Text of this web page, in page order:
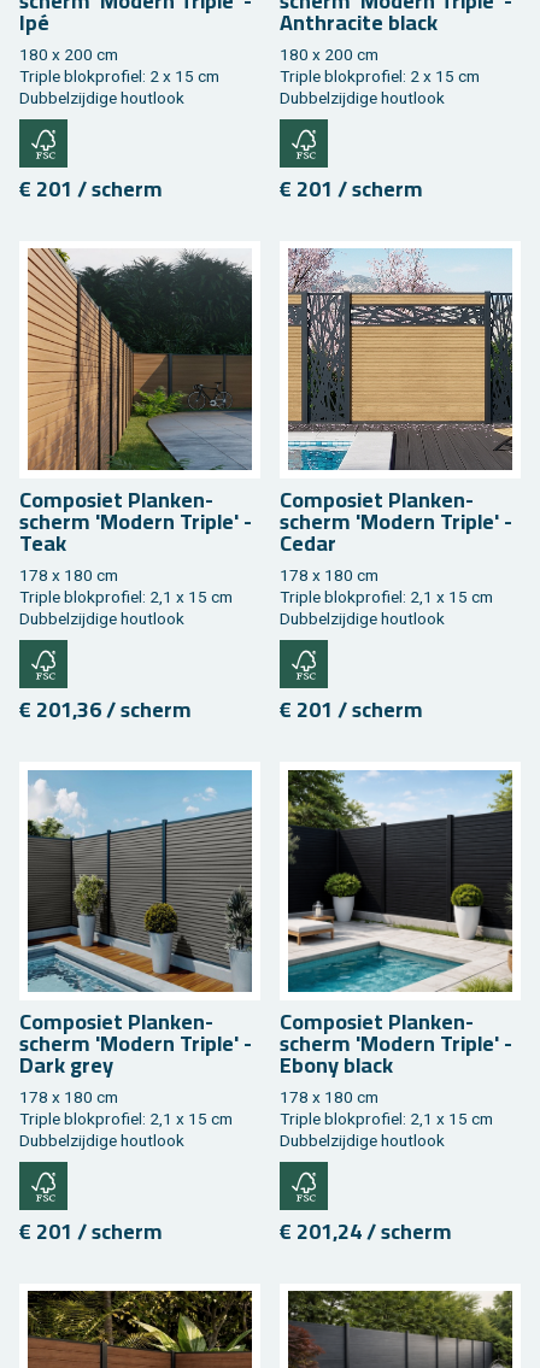
Ipé
180 x 200 cm
Tri­ple blok­pro­fiel: 2 x 15 cm
Dub­bel­zij­di­ge hout­look
€ 201 / scherm
An­thra­ci­te black
180 x 200 cm
Tri­ple blok­pro­fiel: 2 x 15 cm
Dub­bel­zij­di­ge hout­look
€ 201 / scherm
Com­po­siet Plan­ken­
scherm 'Mo­dern Tri­ple' -
Teak
178 x 180 cm
Tri­ple blok­pro­fiel: 2,1 x 15 cm
Dub­bel­zij­di­ge hout­look
€ 201,36 / scherm
Com­po­siet Plan­ken­
scherm 'Mo­dern Tri­ple' -
Cedar
178 x 180 cm
Tri­ple blok­pro­fiel: 2,1 x 15 cm
Dub­bel­zij­di­ge hout­look
€ 201 / scherm
Com­po­siet Plan­ken­
scherm 'Mo­dern Tri­ple' -
Dark grey
178 x 180 cm
Tri­ple blok­pro­fiel: 2,1 x 15 cm
Dub­bel­zij­di­ge hout­look
€ 201 / scherm
Com­po­siet Plan­ken­
scherm 'Mo­dern Tri­ple' -
Ebony black
178 x 180 cm
Tri­ple blok­pro­fiel: 2,1 x 15 cm
Dub­bel­zij­di­ge hout­look
€ 201,24 / scherm